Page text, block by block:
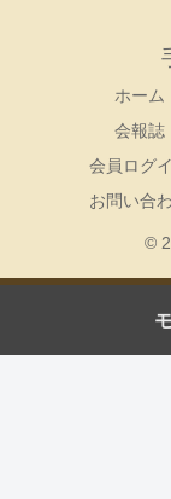
ホーム
会報誌
会員ログ
お問い合
©